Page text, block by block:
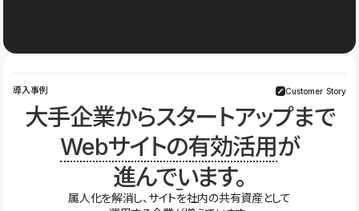
導入事例 Customer Story
大手企業からスタートアップまで
Webサイトの有効活用が
進んでいます。
属人化を解消し、サイトを社内の共有資産として